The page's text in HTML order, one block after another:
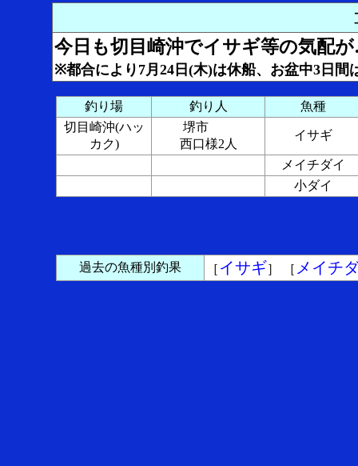
今日も切目崎沖でイサギ等の気配
※都合により7月24日(木)は休船、お盆中3日
釣り場 釣り人
魚種
切目崎沖(ハッ
カク)
堺市
西口様2人
イサギ
メイチダイ
小ダイ
過去の魚種別釣果 ［ イサギ］ ［ メイチ